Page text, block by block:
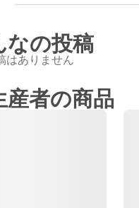
なの投稿
はありません
産者の商品